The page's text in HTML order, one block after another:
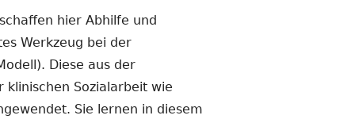
hier Abhilfe und
Werkzeug bei der
Diese aus der
Sozialarbeit wie
Sie lernen in diesem